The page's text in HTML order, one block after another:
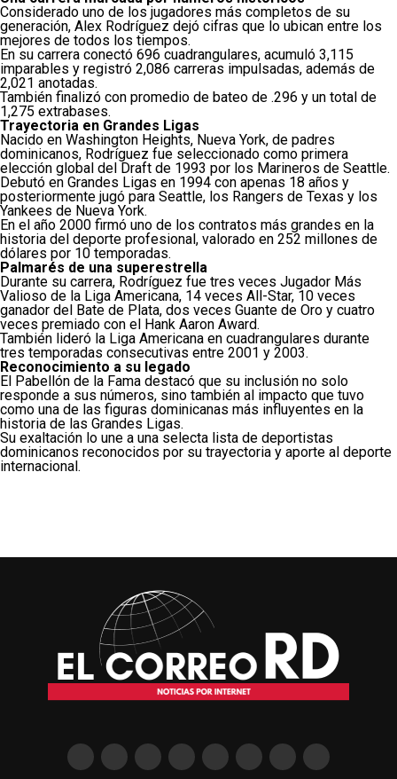
Considerado uno de los jugadores más completos de su
generación, Alex Rodríguez dejó cifras que lo ubican entre los
mejores de todos los tiempos.
En su carrera conectó 696 cuadrangulares, acumuló 3,115
imparables y registró 2,086 carreras impulsadas, además de
2,021 anotadas.
También finalizó con promedio de bateo de .296 y un total de
1,275 extrabases.
Trayectoria en Grandes Ligas
Nacido en Washington Heights, Nueva York, de padres
dominicanos, Rodríguez fue seleccionado como primera
elección global del Draft de 1993 por los Marineros de Seattle.
Debutó en Grandes Ligas en 1994 con apenas 18 años y
posteriormente jugó para Seattle, los Rangers de Texas y los
Yankees de Nueva York.
En el año 2000 firmó uno de los contratos más grandes en la
historia del deporte profesional, valorado en 252 millones de
dólares por 10 temporadas.
Palmarés de una superestrella
Durante su carrera, Rodríguez fue tres veces Jugador Más
Valioso de la Liga Americana, 14 veces All-Star, 10 veces
ganador del Bate de Plata, dos veces Guante de Oro y cuatro
veces premiado con el Hank Aaron Award.
También lideró la Liga Americana en cuadrangulares durante
tres temporadas consecutivas entre 2001 y 2003.
Reconocimiento a su legado
El Pabellón de la Fama destacó que su inclusión no solo
responde a sus números, sino también al impacto que tuvo
como una de las figuras dominicanas más influyentes en la
historia de las Grandes Ligas.
Su exaltación lo une a una selecta lista de deportistas
dominicanos reconocidos por su trayectoria y aporte al deporte
internacional.